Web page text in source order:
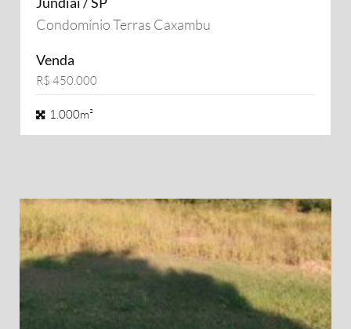
Condomínio Terras Caxambu
Venda
R$ 450.000
1.000m²